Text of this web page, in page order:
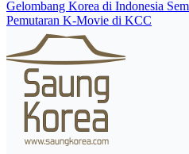
navigation
Gelombang Korea di Indonesia
Pemutaran K-Movie di KCC